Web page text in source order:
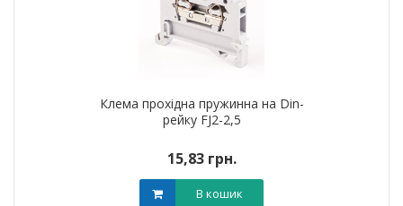
Клема прохідна пружинна на Din-
рейку FJ2-2,5
15,83 грн.
В кошик